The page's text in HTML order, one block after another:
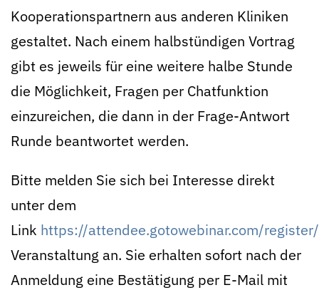
Kooperationspartnern aus anderen Kliniken
gestaltet. Nach einem halbstündigen Vortrag
gibt es jeweils für eine weitere halbe Stunde
die Möglichkeit, Fragen per Chatfunktion
einzureichen, die dann in der Frage-Antwort
Runde beantwortet werden.
Bitte melden Sie sich bei Interesse direkt
unter dem
Link https://attendee.gotowebinar.com/
Veranstaltung an. Sie erhalten sofort nach der
Anmeldung eine Bestätigung per E-Mail mit